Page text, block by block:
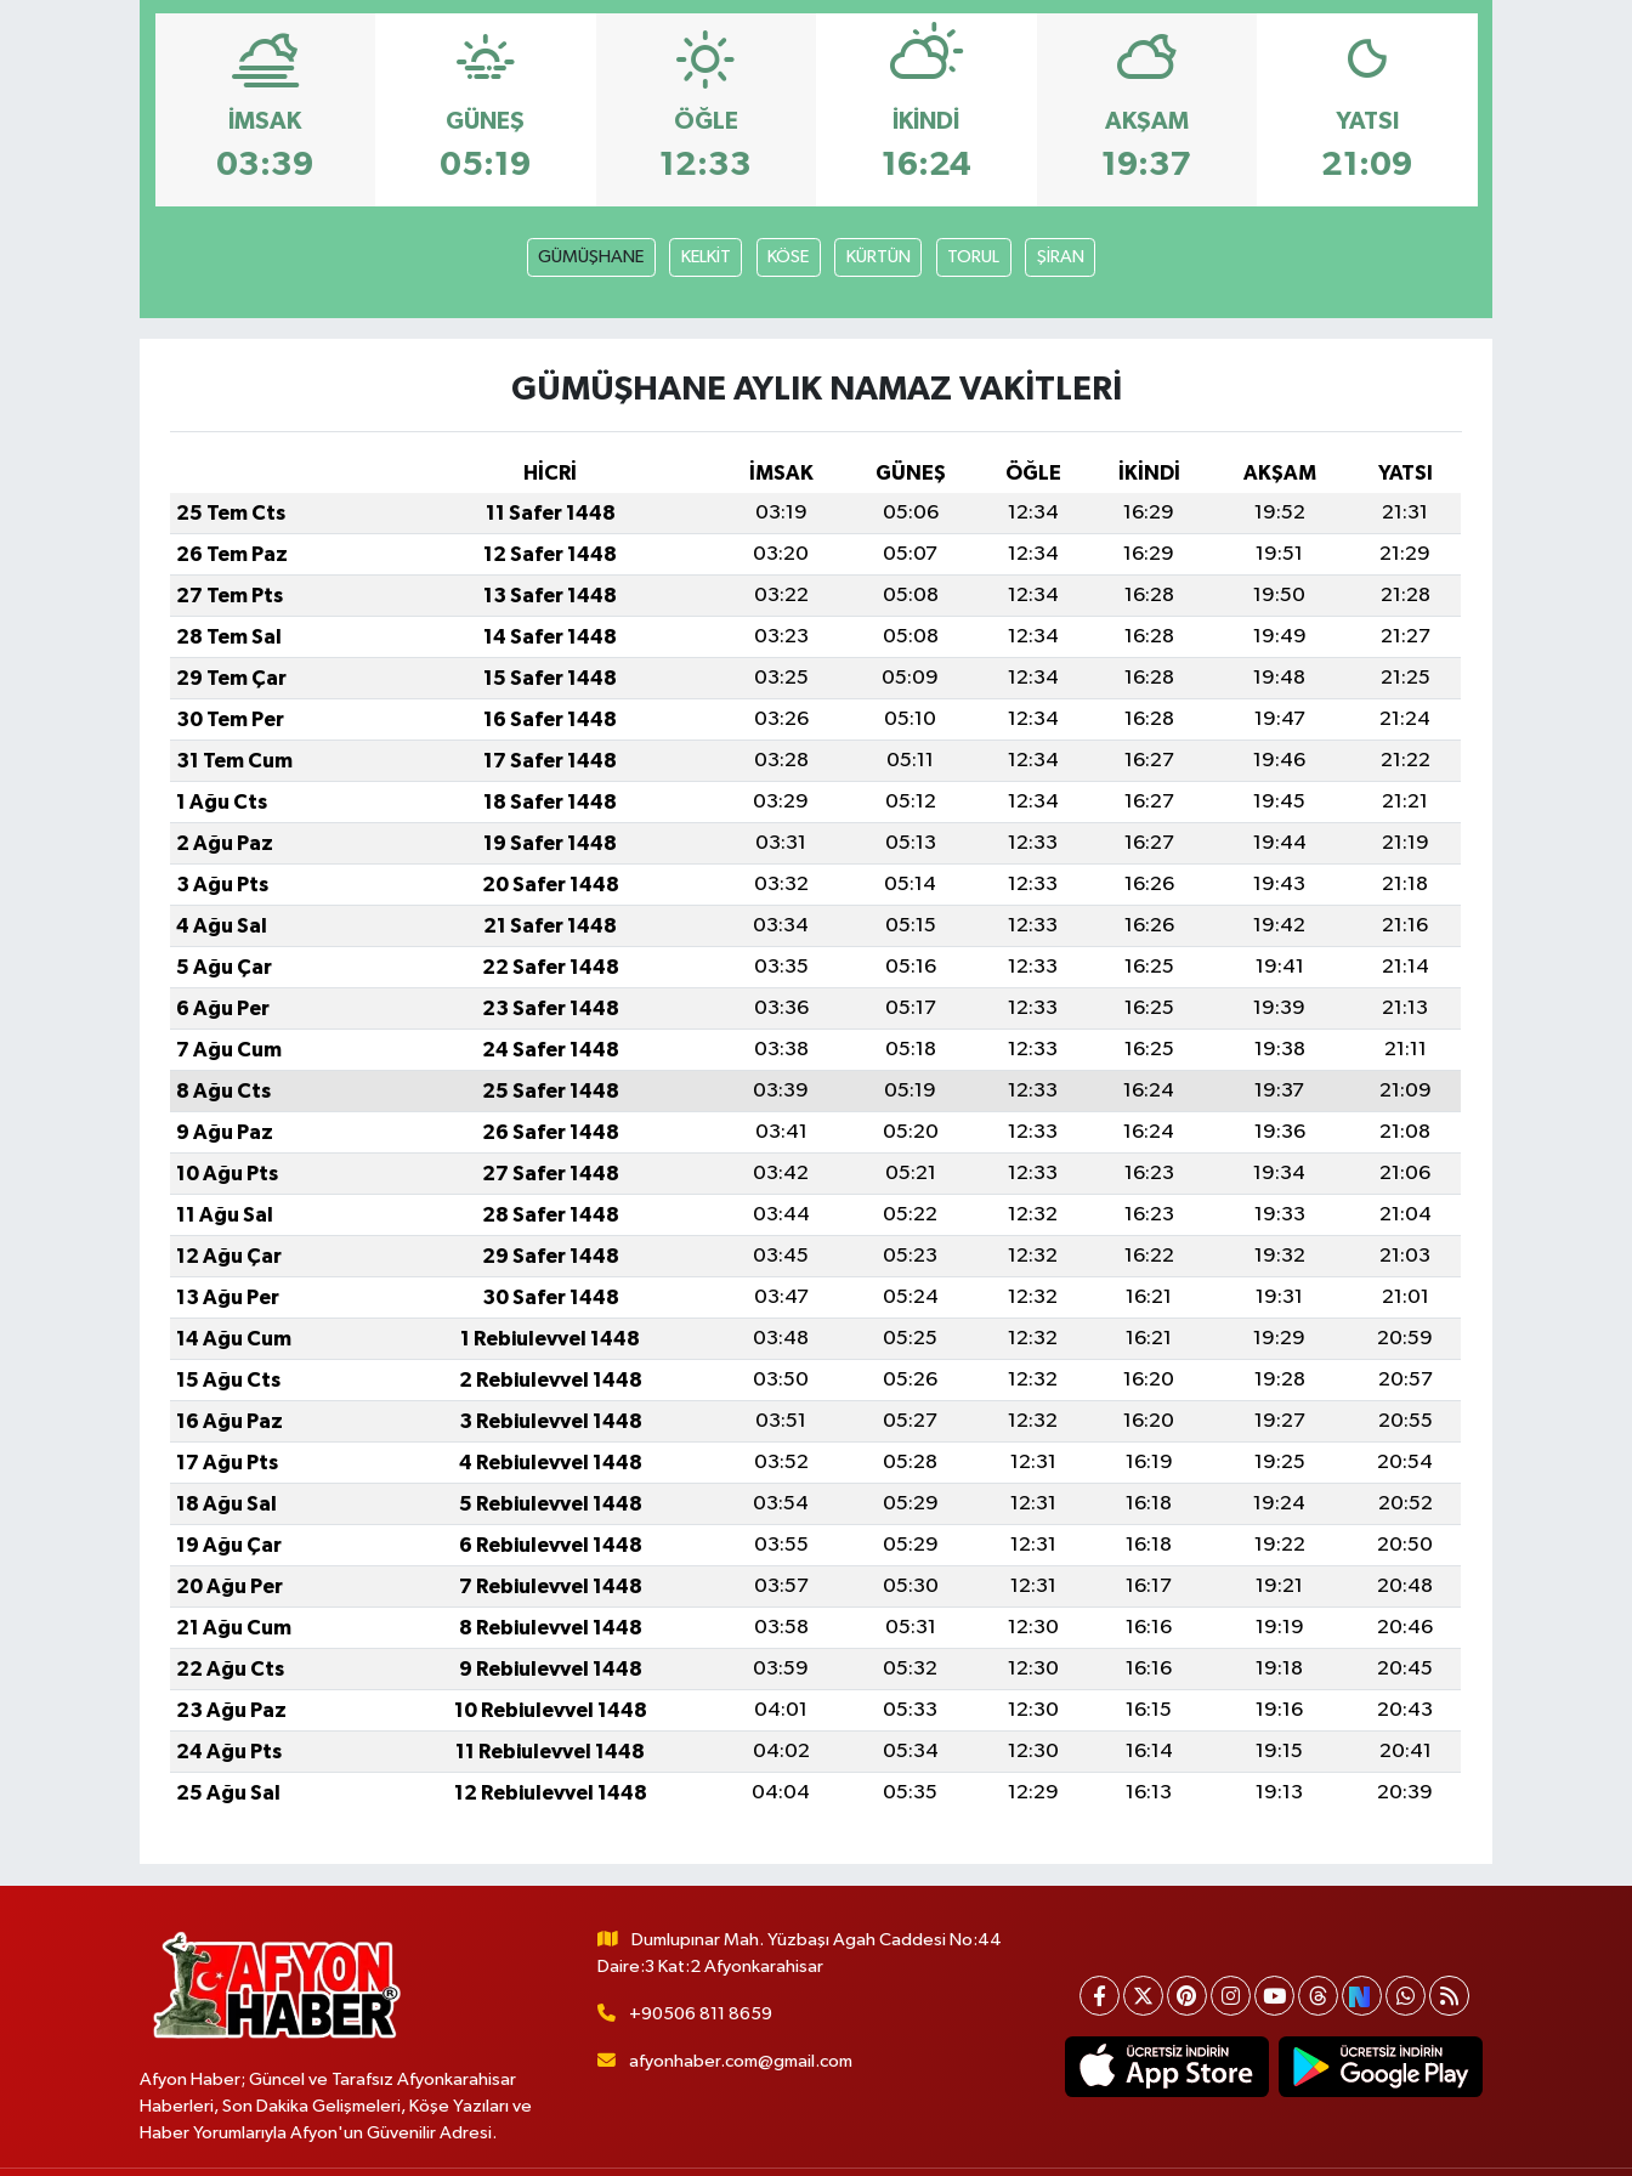
İMSAK
03:39
GÜNEŞ
05:19
ÖĞLE
12:33
İKINDI
16:24
AKŞAM
19:37
YATSI
21:09
GÜMÜŞHANE KELKİT KÖSE KÜRTÜN TORUL ŞİRAN
GÜMÜŞHANE AYLIK NAMAZ VAKITLERI
HİCRİ İMSAK GÜNEŞ ÖĞLE İKINDI AKŞAM
YATSI
25 Tem Cts
11 Safer 1448 03:19 05:06 12:34 16:29 19:52
21:31
26 Tem Paz
12 Safer 1448 03:20 05:07 12:34 16:29 19:51
21:29
27 Tem Pts
13 Safer 1448 03:22 05:08 12:34 16:28 19:50
21:28
28 Tem Sal
14 Safer 1448 03:23 05:08 12:34 16:28 19:49
21:27
29 Tem Çar
15 Safer 1448 03:25 05:09 12:34 16:28 19:48
21:25
30 Tem Per
16 Safer 1448 03:26 05:10 12:34 16:28 19:47
21:24
31 Tem Cum
17 Safer 1448 03:28 05:11 12:34 16:27 19:46
21:22
1 Ağu Cts
18 Safer 1448 03:29 05:12 12:34 16:27 19:45
21:21
2 Ağu Paz
19 Safer 1448 03:31 05:13 12:33 16:27 19:44
21:19
3 Ağu Pts
20 Safer 1448 03:32 05:14 12:33 16:26 19:43
21:18
4 Ağu Sal
21 Safer 1448 03:34 05:15 12:33 16:26 19:42
21:16
5 Ağu Çar
22 Safer 1448 03:35 05:16 12:33 16:25 19:41
21:14
6 Ağu Per
23 Safer 1448 03:36 05:17 12:33 16:25 19:39
21:13
7 Ağu Cum
24 Safer 1448 03:38 05:18 12:33 16:25 19:38
21:11
8 Ağu Cts
25 Safer 1448 03:39 05:19 12:33 16:24 19:37
21:09
9 Ağu Paz
26 Safer 1448 03:41 05:20 12:33 16:24 19:36
21:08
10 Ağu Pts
27 Safer 1448 03:42 05:21 12:33 16:23 19:34
21:06
11 Ağu Sal
28 Safer 1448 03:44 05:22 12:32 16:23 19:33
21:04
12 Ağu Çar
29 Safer 1448 03:45 05:23 12:32 16:22 19:32
21:03
13 Ağu Per
30 Safer 1448 03:47 05:24 12:32 16:21 19:31
21:01
14 Ağu Cum
1 Rebiulevvel 1448 03:48 05:25 12:32 16:21 19:29
20:59
15 Ağu Cts
2 Rebiulevvel 1448 03:50 05:26 12:32 16:20 19:28
20:57
16 Ağu Paz
3 Rebiulevvel 1448 03:51 05:27 12:32 16:20 19:27
20:55
17 Ağu Pts
4 Rebiulevvel 1448 03:52 05:28 12:31 16:19 19:25
20:54
18 Ağu Sal
5 Rebiulevvel 1448 03:54 05:29 12:31 16:18 19:24
20:52
19 Ağu Çar
6 Rebiulevvel 1448 03:55 05:29 12:31 16:18 19:22
20:50
20 Ağu Per
7 Rebiulevvel 1448 03:57 05:30 12:31 16:17 19:21
20:48
21 Ağu Cum
8 Rebiulevvel 1448 03:58 05:31 12:30 16:16 19:19
20:46
22 Ağu Cts
9 Rebiulevvel 1448 03:59 05:32 12:30 16:16 19:18
20:45
23 Ağu Paz
10 Rebiulevvel 1448 04:01 05:33 12:30 16:15 19:16
20:43
24 Ağu Pts
11 Rebiulevvel 1448 04:02 05:34 12:30 16:14 19:15
20:41
25 Ağu Sal
12 Rebiulevvel 1448 04:04 05:35 12:29 16:13 19:13 20:39
Afyon Haber; Güncel ve Tarafsız Afyonkarahisar
Haberleri, Son Dakika Gelişmeleri, Köşe Yazıları ve
Haber Yorumlarıyla Afyon'un Güvenilir Adresi.
Dumlupınar Mah. Yüzbaşı Agah Caddesi No:44
Daire:3 Kat:2 Afyonkarahisar
+90506 811 8659
afyonhaber.com@gmail.com